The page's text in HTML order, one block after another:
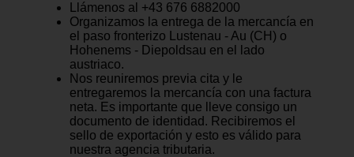
Llámenos al +43 676 6882000
Organizamos la entrega de la mercancía en
el paso fronterizo Lustenau - Au (CH) o
Hohenems - Diepoldsau en el lado
austriaco.
Nos reuniremos previa cita y le
entregaremos la mercancía con una factura
neta. Es importante que lleve consigo un
documento de identidad. Recibiremos el
sello de exportación y esto es válido para
nuestra agencia tributaria.